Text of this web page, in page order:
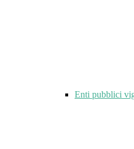
Enti pubblici